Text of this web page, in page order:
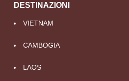
DESTINAZIONI
VIETNAM
CAMBOGIA
LAOS